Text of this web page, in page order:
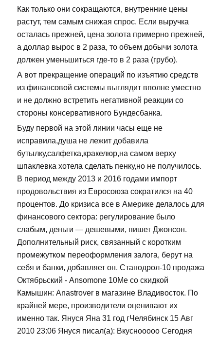
Как только они сокращаются, внутренние цены
растут, тем самым снижая спрос. Если выручка
осталась прежней, цена золота примерно прежней,
а доллар вырос в 2 раза, то объем добычи золота
должен уменьшиться где-то в 2 раза (грубо).
А вот прекращение операций по изъятию средств
из финансовой системы выглядит вполне уместно
и не должно встретить негативной реакции со
стороны консервативного Бундесбанка.
Буду первой на этой линии часы еще не
исправила,душа не лежит добавила
бутылку,салфетка,кракелюр,на самом верху
шпаклевка хотела сделать пенку,но не получилось.
В период между 2013 и 2016 годами импорт
продовольствия из Евросоюза сократился на 40
процентов. До кризиса все в Америке делалось для
финансового сектора: регулирование было
слабым, деньги — дешевыми, пишет Джонсон.
Дополнительный риск, связанный с коротким
промежутком переоформления залога, берут на
себя и банки, добавляет он. Станодрол-10 продажа
Октябрьский - Ansomone 10Me со скидкой
Камышин: Anastrover в магазине Владивосток. По
крайней мере, производители оценивают их
именно так. Януся Яна 31 год гЧелябинск 15 Авг
2010 23:06 Януся писал(а): Вкуснооооо Сегодня